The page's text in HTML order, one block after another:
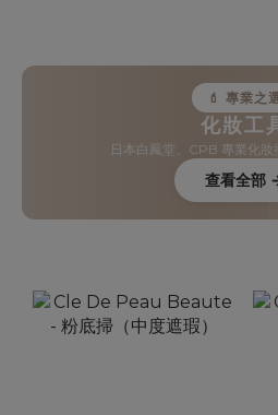
💄 專業之
化妝工
日本白鳳堂、CPB 專業化妝
查看全部